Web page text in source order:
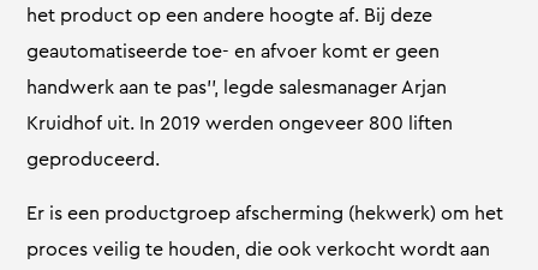
het product op een andere hoogte af. Bij deze
geautomatiseerde toe- en afvoer komt er geen
handwerk aan te pas’’, legde salesmanager Arjan
Kruidhof uit. In 2019 werden ongeveer 800 liften
geproduceerd.
Er is een productgroep afscherming (hekwerk) om het
proces veilig te houden, die ook verkocht wordt aan